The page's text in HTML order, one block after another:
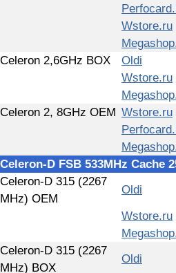
Wstore.ru
Celeron 2,6GHz BOX
Oldi
Wstore.ru
Celeron 2, 8GHz OEM Wstore.ru
Celeron-D FSB 533MHz Cache
Сeleron-D 315 (2267
MHz) OEM
Oldi
Wstore.ru
Сeleron-D 315 (2267
MHz) BOX
Oldi